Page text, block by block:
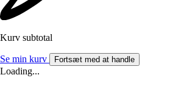
Kurv subtotal
Se min kurv Fortsæt med at handle
Loading...